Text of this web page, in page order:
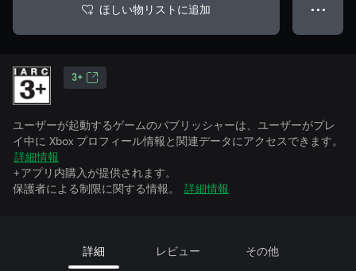
ほしい物リストに追加 ● ● ●
3+
ユーザーが起動するゲームのパブリッシャーは、ユーザーがプレ
イ中に Xbox プロフィール情報と関連データにアクセスできます。
詳細情報
+アプリ内購入が提供されます。
保護者による制限に関する情報。
詳細情報
詳細 レビュー その他